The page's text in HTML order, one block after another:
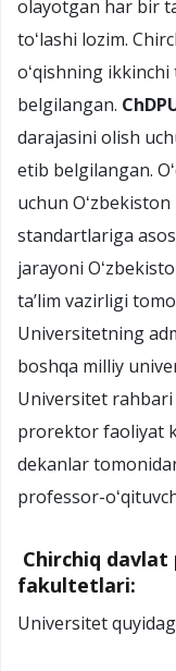
olayotgan har bir
toʻlashi lozim.
oʻqishning
belgilangan.
darajasini olish
etib belgilangan.
uchun
standartlariga
jarayoni
taʼlim vazirligi
Universitetning
boshqa milliy
Universitet
prorektor faoliyat
dekanlar
professor-
Chirchiq
fakultetlari:
Universitet